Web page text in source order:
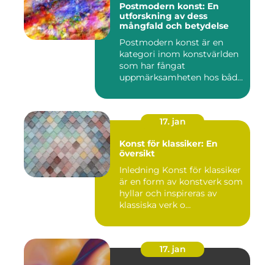
Postmodern konst: En
utforskning av dess
mångfald och betydelse
Postmodern konst är en
kategori inom konstvärlden
som har fångat
uppmärksamheten hos både
17. jan
Konst för klassiker: En
översikt
Inledning Konst för klassiker
är en form av konstverk som
hyllar och inspireras av
klassiska verk o...
17. jan